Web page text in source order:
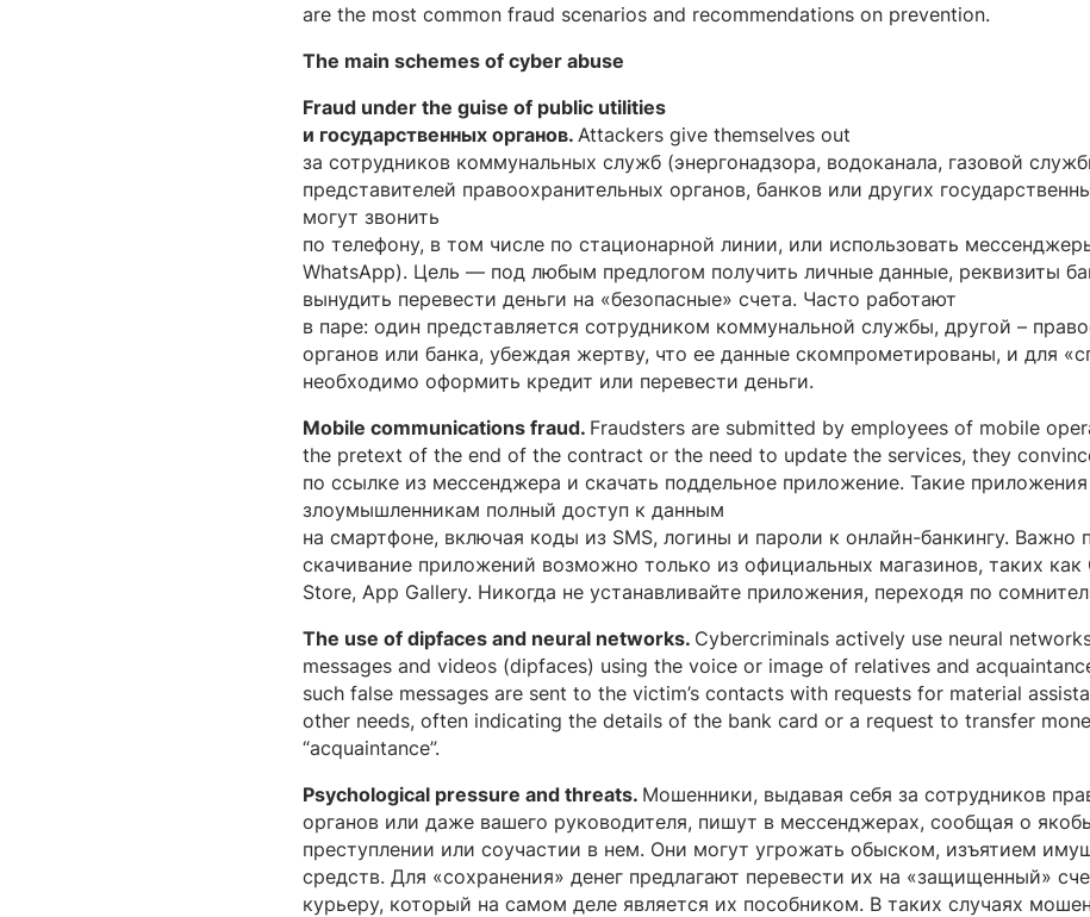
are the most common fraud scenarios and recommendations on prevention.
The main schemes of cyber abuse
Fraud under the guise of public utilities
и государственных органов. Attackers give themselves out
за сотрудников коммунальных служб (энергонадзора, водоканала, газовой
представителей правоохранительных органов, банков или других
могут звонить
по телефону, в том числе по стационарной линии, или использовать
WhatsApp). Цель — под любым предлогом получить личные данные, реквизиты
вынудить перевести деньги на «безопасные» счета. Часто работают
в паре: один представляется сотрудником коммунальной службы, другой –
органов или банка, убеждая жертву, что ее данные скомпрометированы, и для
необходимо оформить кредит или перевести деньги.
Mobile communications fraud. Fraudsters are submitted by employees of mobile
the pretext of the end of the contract or the need to update the services, they
по ссылке из мессенджера и скачать поддельное приложение. Такие
злоумышленникам полный доступ к данным
на смартфоне, включая коды из SMS, логины и пароли к онлайн-банкингу. Важно
скачивание приложений возможно только из официальных магазинов, таких как
Store, App Gallery. Никогда не устанавливайте приложения, переходя по
The use of dipfaces and neural networks. Cybercriminals actively use neural
messages and videos (dipfaces) using the voice or image of relatives and
such false messages are sent to the victim’s contacts with requests for material
other needs, often indicating the details of the bank card or a request to transfer
“acquaintance”.
Psychological pressure and threats. Мошенники, выдавая себя за сотрудников
органов или даже вашего руководителя, пишут в мессенджерах, сообщая о
преступлении или соучастии в нем. Они могут угрожать обыском, изъятием
средств. Для «сохранения» денег предлагают перевести их на «защищенный»
курьеру, который на самом деле является их пособником. В таких случаях